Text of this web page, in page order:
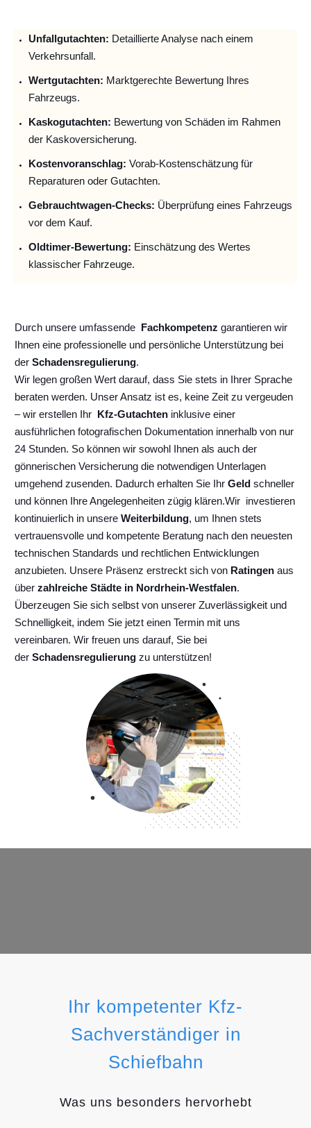
Unfallgutachten: Detaillierte Analyse nach einem
Verkehrsunfall.
Wertgutachten: Marktgerechte Bewertung Ihres
Fahrzeugs.
Kaskogutachten: Bewertung von Schäden im Rahmen
der Kaskoversicherung.
Kostenvoranschlag: Vorab-Kostenschätzung für
Reparaturen oder Gutachten.
Gebrauchtwagen-Checks: Überprüfung eines Fahrzeugs
vor dem Kauf.
Oldtimer-Bewertung: Einschätzung des Wertes
klassischer Fahrzeuge.
Durch unsere umfassende Fachkompetenz garantieren wir
Ihnen eine professionelle und persönliche Unterstützung bei
der Schadensregulierung.
Wir legen großen Wert darauf, dass Sie stets in Ihrer Sprache
beraten werden. Unser Ansatz ist es, keine Zeit zu vergeuden
– wir erstellen Ihr Kfz-Gutachten inklusive einer
ausführlichen fotografischen Dokumentation innerhalb von nur
24 Stunden. So können wir sowohl Ihnen als auch der
gönnerischen Versicherung die notwendigen Unterlagen
umgehend zusenden. Dadurch erhalten Sie Ihr Geld schneller
und können Ihre Angelegenheiten zügig klären.Wir investieren
kontinuierlich in unsere Weiterbildung, um Ihnen stets
vertrauensvolle und kompetente Beratung nach den neuesten
technischen Standards und rechtlichen Entwicklungen
anzubieten. Unsere Präsenz erstreckt sich von Ratingen aus
über zahlreiche Städte in Nordrhein-Westfalen.
Überzeugen Sie sich selbst von unserer Zuverlässigkeit und
Schnelligkeit, indem Sie jetzt einen Termin mit uns
vereinbaren. Wir freuen uns darauf, Sie bei
der Schadensregulierung zu unterstützen!
Ihr kompetenter Kfz-
Sachverständiger in
Schiefbahn
Was uns besonders hervorhebt